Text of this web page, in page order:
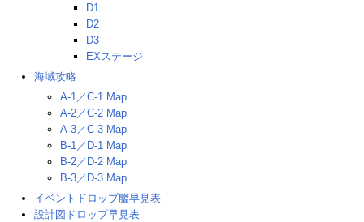
D1
D2
D3
EXステージ
海域攻略
A-1／C-1 Map
A-2／C-2 Map
A-3／C-3 Map
B-1／D-1 Map
B-2／D-2 Map
B-3／D-3 Map
イベントドロップ艦早見表
設計図ドロップ早見表